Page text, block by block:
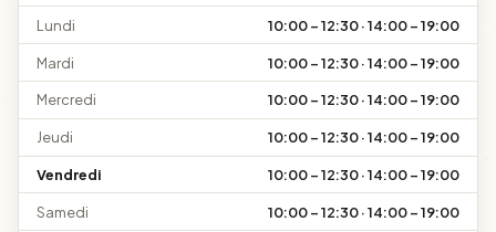
Lundi 10:00 – 12:30 · 14:00 – 19:00
Mardi 10:00 – 12:30 · 14:00 – 19:00
Mercredi 10:00 – 12:30 · 14:00 – 19:00
Jeudi 10:00 – 12:30 · 14:00 – 19:00
Vendredi 10:00 – 12:30 · 14:00 – 19:00
Samedi 10:00 – 12:30 · 14:00 – 19:00